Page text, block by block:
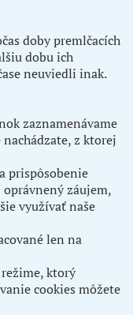
doby premlčacích
dobu ich
neuviedli inak.
zaznamenávame
z ktorej
prispôsobenie
záujem,
využívať naše
len na
ktorý
cookies môžete